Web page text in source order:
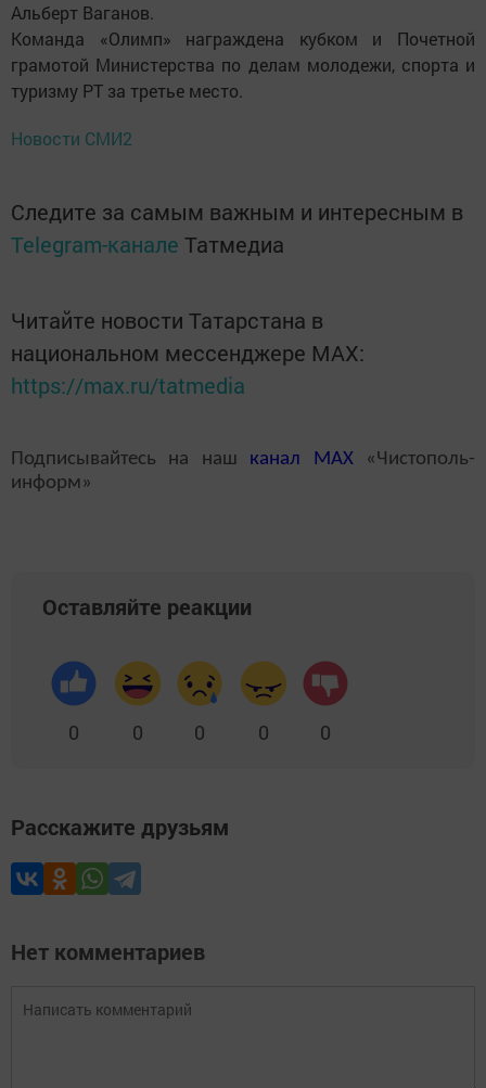
Альберт Ваганов.
Команда «Олимп» награждена кубком и Почетной
грамотой Министерства по делам молодежи, спорта и
туризму РТ за третье место.
Новости СМИ2
Следите за самым важным и интересным в
Telegram-канале Татмедиа
Читайте новости Татарстана в
национальном мессенджере MАХ:
https://max.ru/tatmedia
Подписывайтесь на наш канал MAX«Чистополь-
информ»
Оставляйте реакции
0 0 0 0 0
Расскажите друзьям
Нет комментариев